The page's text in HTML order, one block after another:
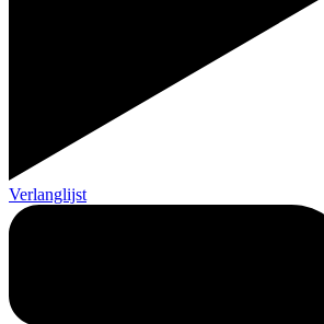
Verlanglijst